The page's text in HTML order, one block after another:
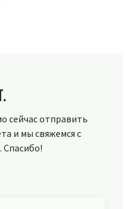
сейчас отправить
и мы свяжемся с
Спасибо!